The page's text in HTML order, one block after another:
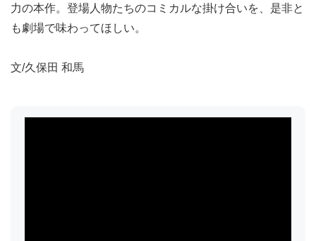
力の本作。登場人物たちのコミカルな掛け合いを、是非と
も劇場で味わってほしい。
文/久保田 和馬